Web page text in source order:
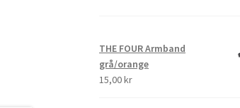
THE FOUR Armband
grå/orange
15,00kr